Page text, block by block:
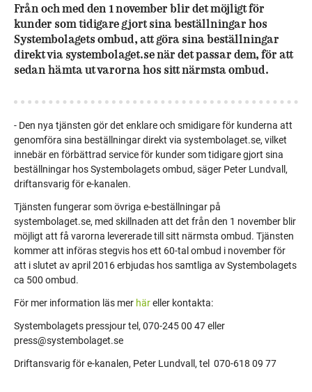
Från och med den 1 november blir det möjligt för
kunder som tidigare gjort sina beställningar hos
Systembolagets ombud, att göra sina beställningar
direkt via systembolaget.se när det passar dem, för att
sedan hämta ut varorna hos sitt närmsta ombud.
- Den nya tjänsten gör det enklare och smidigare för kunderna att
genomföra sina beställningar direkt via systembolaget.se, vilket
innebär en förbättrad service för kunder som tidigare gjort sina
beställningar hos Systembolagets ombud, säger Peter Lundvall,
driftansvarig för e-kanalen.
Tjänsten fungerar som övriga e-beställningar på
systembolaget.se, med skillnaden att det från den 1 november blir
möjligt att få varorna levererade till sitt närmsta ombud. Tjänsten
kommer att införas stegvis hos ett 60-tal ombud i november för
att i slutet av april 2016 erbjudas hos samtliga av Systembolagets
ca 500 ombud.
För mer information läs mer häreller kontakta:
Systembolagets pressjour tel, 070-245 00 47 eller
press@systembolaget.se
Driftansvarig för e-kanalen, Peter Lundvall, tel 070-618 09 77